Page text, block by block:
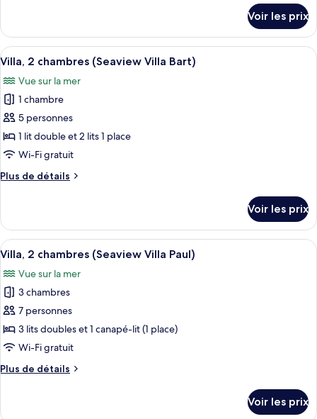
chambres
(Seaview
Villa
Theo)
le
type
de
Villa,
2
(Seaview
Villa
Theo)
Voir les prix
Afficher
toutes
les
photos
pour
ce
type
chambre :
chambres
(Seaview
Villa
Bart)
Un espace piscine offrant une vue
4
Villa, 2 chambres (Seaview Villa Bart)
Vue sur la mer
1 chambre
5 personnes
1 lit double et 2 lits 1 place
Wi-Fi gratuit
Plus de détails
Plus
le
type
de
Villa,
2
(Seaview
Villa
Bart)
Voir les prix
Afficher
toutes
les
photos
pour
ce
type
chambre :
Un bâtiment moderne doté d’une
7
Villa, 2 chambres (Seaview Villa Paul)
Vue sur la mer
3 chambres
7 personnes
3 lits doubles et 1 canapé-lit (1 place)
Wi-Fi gratuit
Plus de détails
Plus
Voir les prix